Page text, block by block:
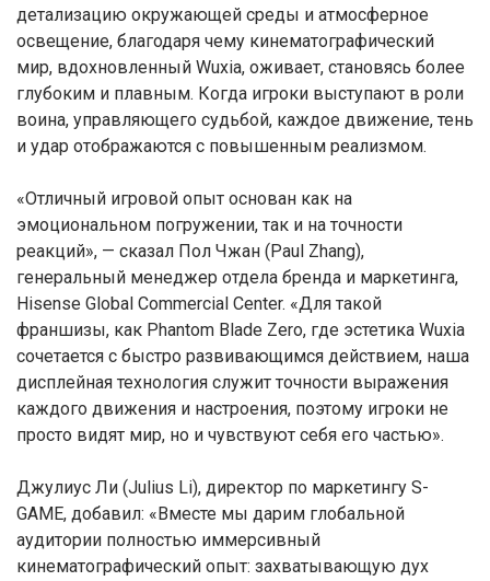
детализацию окружающей среды и атмосферное
освещение, благодаря чему кинематографический
мир, вдохновленный Wuxia, оживает, становясь более
глубоким и плавным. Когда игроки выступают в роли
воина, управляющего судьбой, каждое движение, тень
и удар отображаются с повышенным реализмом.
«Отличный игровой опыт основан как на
эмоциональном погружении, так и на точности
реакций», — сказал Пол Чжан (Paul Zhang),
генеральный менеджер отдела бренда и маркетинга,
Hisense Global Commercial Center. «Для такой
франшизы, как Phantom Blade Zero, где эстетика Wuxia
сочетается с быстро развивающимся действием, наша
дисплейная технология служит точности выражения
каждого движения и настроения, поэтому игроки не
просто видят мир, но и чувствуют себя его частью».
Джулиус Ли (Julius Li), директор по маркетингу S-
GAME, добавил: «Вместе мы дарим глобальной
аудитории полностью иммерсивный
кинематографический опыт: захватывающую дух